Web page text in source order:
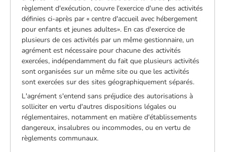
règlement d'exécution, couvre l'exercice d'une des activités
définies ci-après par « centre d'accueil avec hébergement
pour enfants et jeunes adultes». En cas d'exercice de
plusieurs de ces activités par un même gestionnaire, un
agrément est nécessaire pour chacune des activités
exercées, indépendamment du fait que plusieurs activités
sont organisées sur un même site ou que les activités
sont exercées sur des sites géographiquement séparés.
L'agrément s'entend sans préjudice des autorisations à
solliciter en vertu d'autres dispositions légales ou
réglementaires, notamment en matière d'établissements
dangereux, insalubres ou incommodes, ou en vertu de
règlements communaux.